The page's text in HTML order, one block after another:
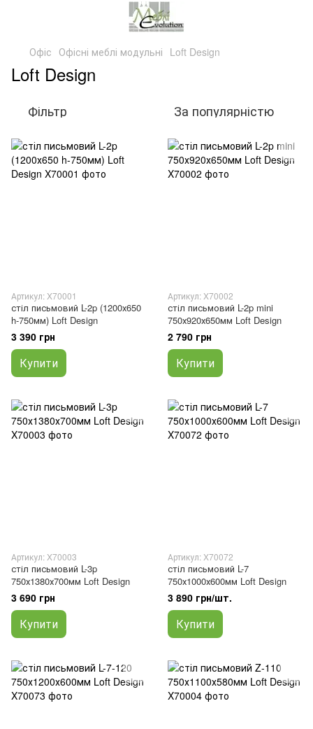
Офіс Офісні меблі модульні Loft Design
Loft Design
Фільтр За популярністю
Артикул: X70001
стіл письмовий L-2p (1200х650
h-750мм) Loft Design
3 390 грн
Купити
Артикул: X70002
стіл письмовий L-2p mini
750х920х650мм Loft Design
2 790 грн
Купити
Артикул: X70003
стіл письмовий L-3p
750х1380х700мм Loft Design
3 690 грн
Купити
Артикул: X70072
стіл письмовий L-7
750х1000х600мм Loft Design
3 890 грн/шт.
Купити